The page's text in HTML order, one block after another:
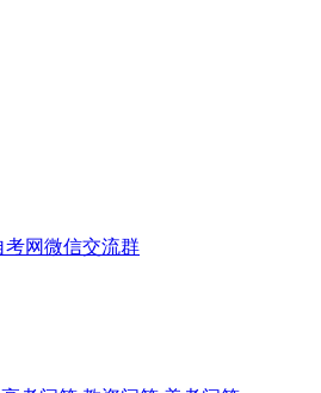
考网微信交流群